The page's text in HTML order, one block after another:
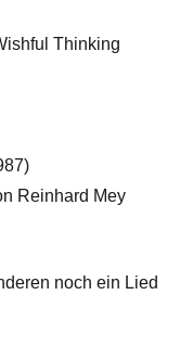
Thinking
Reinhard Mey
noch ein Lied